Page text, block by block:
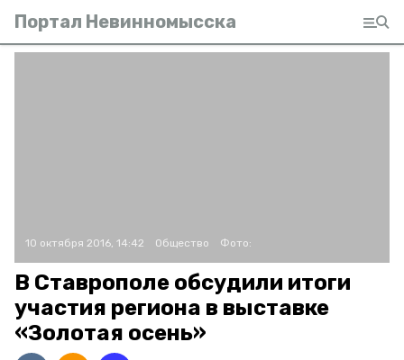
Портал Невинномысска
10 октября 2016, 14:42 Общество Фото:
В Ставрополе обсудили итоги
участия региона в выставке
«Золотая осень»